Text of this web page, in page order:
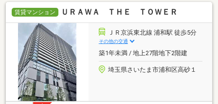
賃貸マンション ＵＲＡＷＡ ＴＨＥ ＴＯＷＥＲ
ＪＲ京浜東北線 浦和駅 徒歩5分
その他の交通
築1年未満 / 地上27階地下2階建
埼玉県さいたま市浦和区高砂１